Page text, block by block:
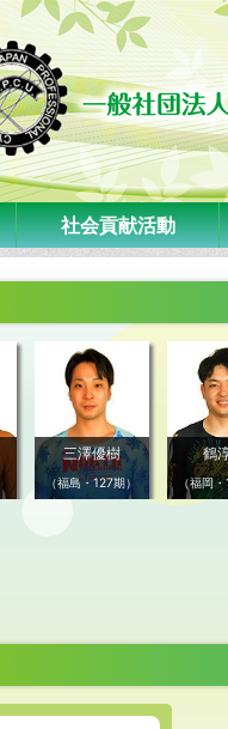
社会貢献活動
三澤優樹
（福島・127期）
鶴
（福岡